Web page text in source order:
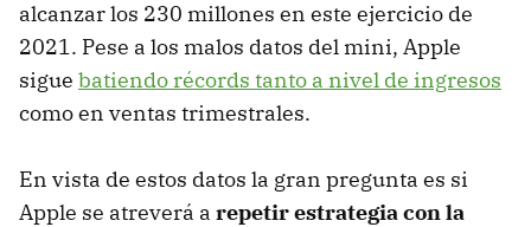
alcanzar los 230 millones en este ejercicio de
2021. Pese a los malos datos del mini, Apple
sigue batiendo récords tanto a nivel de ingresos
como en ventas trimestrales.
En vista de estos datos la gran pregunta es si
Apple se atreverá a repetir estrategia con la